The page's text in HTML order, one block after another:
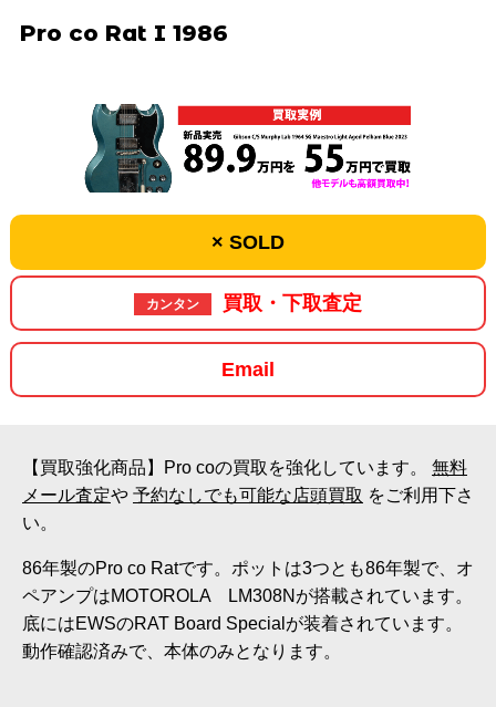
Pro co Rat I 1986
× SOLD
カンタン 買取・下取査定
Email
【買取強化商品】Pro coの買取を強化しています。 無料
メール査定や 予約なしでも可能な店頭買取 をご利用下さ
い。
86年製のPro co Ratです。ポットは3つとも86年製で、オ
ペアンプはMOTOROLA LM308Nが搭載されています。
底にはEWSのRAT Board Specialが装着されています。
動作確認済みで、本体のみとなります。